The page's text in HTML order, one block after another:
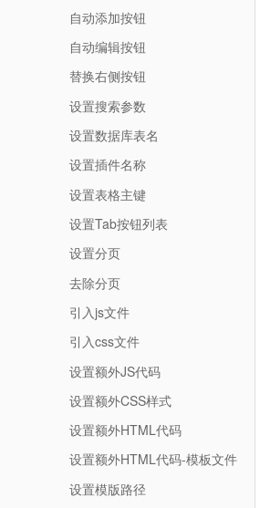
自动添加按钮
自动编辑按钮
替换右侧按钮
设置搜索参数
设置数据库表名
设置插件名称
设置表格主键
设置Tab按钮列表
设置分页
去除分页
引入js文件
引入css文件
设置额外JS代码
设置额外CSS样式
设置额外HTML代码
设置额外HTML代码-模板文件（
设置模版路径